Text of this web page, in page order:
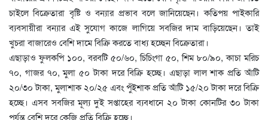
চাইলে বিক্রেতারা বৃষ্টি ও বন্যার প্রভাব বলে জানিয়েছেন। কতিপয় পাইকারি
ব্যবসায়ীরা বন্যার এই সুযোগ কাজে লাগিয়ে সবজির দাম বাড়িয়েছেন। তাই
খুচরা বাজারেও বেশি দামে বিক্রি করতে বাধ্য হচ্ছেন বিক্রেতারা।
এছাড়াও ফুলকপি ১০০, বরবটি ৫০/৬০, চিচিংগা ৫০, শিম ৮০/৯০, কাচা মরিচ
৭০, গাজর ৭০, মুলা ৫০ টাকা দরে বিক্রি হচ্ছে। এছাড়া লাল শাক প্রতি আঁটি
২০/৩০ টাকা, মুলাশাক ২০/২৫ এবং পুঁইশাক প্রতি আঁটি ১৫/২০ টাকা দরে বিক্রি
হচ্ছে। এসব সবজির মূল্য দুই সপ্তাহের ব্যবধানে ২০ টাকা কোনটির ৩০ টাকা
পর্যন্ত বেশি দরে কেজি প্রতি বিক্রি হচ্ছে।